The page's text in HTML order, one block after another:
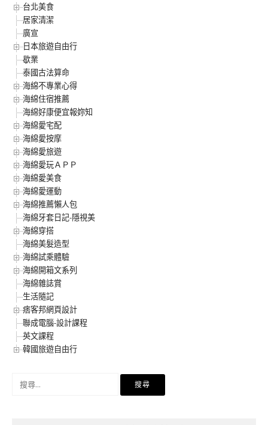
台北美食
居家清潔
廣宣
日本旅遊自由行
歇業
泰國古法算命
海綿不專業心得
海綿住宿推薦
海綿好康便宜報妳知
海綿愛宅配
海綿愛按摩
海綿愛旅遊
海綿愛玩ＡＰＰ
海綿愛美食
海綿愛運動
海綿推薦懶人包
海綿牙套日記-隱視美
海綿穿搭
海綿美髮造型
海綿試乘體驗
海綿開箱文系列
海綿雜誌賞
生活隨記
痞客邦網頁設計
聯成電腦-設計課程
英文課程
韓國旅遊自由行